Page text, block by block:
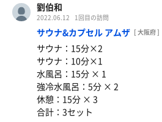
見るのも面倒なので手ぬぐいで
チ。20世紀少年。
で、ここは本当にしっかりカラ
湿度、どこで抜いてるんだろう。
水風呂は割と深めの17℃
やっぱり銭湯あるある整いスペ
座る。
劉伯和
2022.06.12 1回目の訪問
サウナ&カプセル アムザ [ 大阪府 ]
サウナ：15分×2
サウナ：10分×1
水風呂：15分 × 1
強冷水風呂：5分 × 2
休憩：15分 × 3
合計：3セット